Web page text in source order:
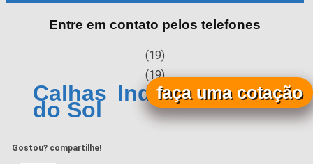
Entre em contato pelos telefones
(19)
(19)
Calhas Industrial Jardim
do Sol
Gostou? compartilhe!
faça uma cotação